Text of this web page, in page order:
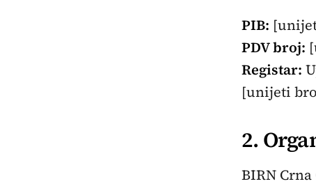
PIB:
PDV broj:
Registar:
[unijeti
2.
BIRN